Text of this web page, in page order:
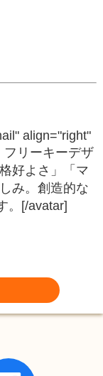
align="right"
フリーキーデザ
好よさ」「マ
み。創造的な
。[/avatar]